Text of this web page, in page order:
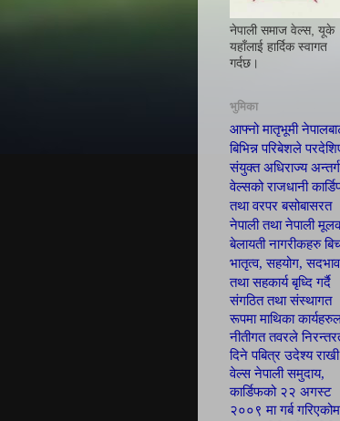
नेपाली समाज वेल्स, यूके
यहाँलाई हार्दिक स्वागत
गर्दछ।
भुमिका
आफ्नो मातृभूमी
बिभिन्न परिबेशले
संयुक्त अधिराज्य
वेल्सको राजधानी
तथा वरपर बसोबासरत
नेपाली तथा नेपाली
बेलायती नागरीकहरु
भातृत्व, सहयोग,सदभाव
तथा सहकार्य बृध्दि गर्दै
संगठित तथासंस्थागत
रूपमा माथिका
नीतीगत तवरले
दिने पबित्र उदेश्य राखी
वेल्स नेपालीसमुदाय,
कार्डिफको २२ अगस्ट
२००९ मा गर्ब